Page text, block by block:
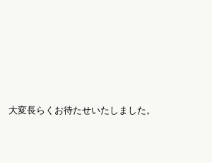
大変長らくお待たせいたしました。